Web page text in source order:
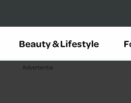
Beauty & Lifestyle